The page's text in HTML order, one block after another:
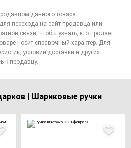
данного товара.
перехода на сайт продавца или
связи, чтобы узнать, кто продает
носит справочный характер. Для
условий доставки и других
к продавцу.
| Шариковые ручки